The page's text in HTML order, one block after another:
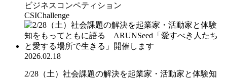
ビジネスコンペティション
CSIChallenge
2026.02.18
2/28（土）社会課題の解決を起業家・活動家と体験知